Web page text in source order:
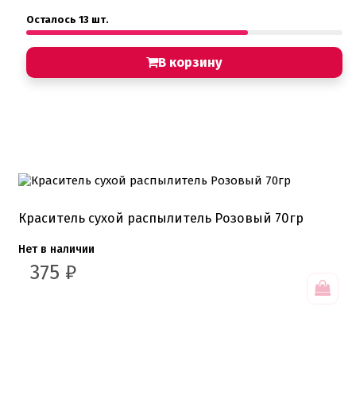
Осталось 13 шт.
В корзину
Краситель сухой распылитель Розовый 70гр
Нет в наличии
375 ₽